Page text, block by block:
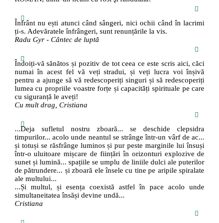
Înfrânt nu ești atunci când sângeri, nici ochii când în lacrimi
ți-s. Adevăratele înfrângeri, sunt renunțările la vis.
Radu Gyr - Cântec de luptă
Îndoiți-vă sănătos și pozitiv de tot ceea ce este scris aici, căci
numai în acest fel vă veți stradui, și veți lucra voi înșivă
pentru a ajunge să vă redescoperiți singuri și să redescoperiți
lumea cu propriile voastre forțe și capacități spirituale pe care
cu siguranță le aveți!
Cu mult drag, Cristiana
...Deja sufletul nostru zboară... se deschide clepsidra
timpurilor... acolo unde neantul se strânge într-un vârf de ac...
și totuși se răsfrânge luminos și pur peste marginile lui însuși
într-o uluitoare mișcare de ființări în orizonturi explozive de
sunet și lumină... spațiile se umplu de liniile dulci ale puterilor
de pătrundere... și zboară ele însele cu tine pe aripile spiralate
ale multului...
...Și multul, și esența coexistă astfel în pace acolo unde
simultaneitatea însăși devine undă...
Cristiana